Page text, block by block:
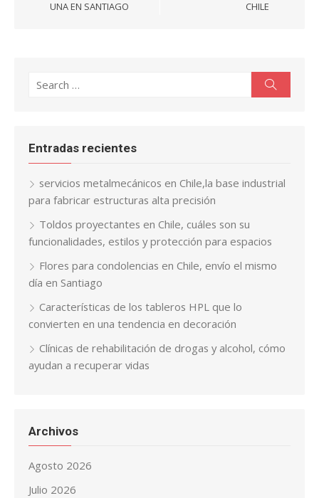
UNA EN SANTIAGO
CHILE
for:
Entradas recientes
servicios metalmecánicos en Chile,la base industrial
para fabricar estructuras alta precisión
Toldos proyectantes en Chile, cuáles son su
funcionalidades, estilos y protección para espacios
Flores para condolencias en Chile, envío el mismo
día en Santiago
Características de los tableros HPL que lo
convierten en una tendencia en decoración
Clínicas de rehabilitación de drogas y alcohol, cómo
ayudan a recuperar vidas
Archivos
Agosto 2026
Julio 2026